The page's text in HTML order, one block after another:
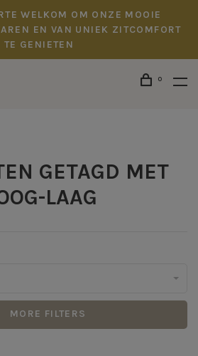
WELKOM OM ONZE MOOIE
EN VAN UNIEK ZITCOMFORT
TE GENIETEN
0
GETAGD MET
LAAG
MORE FILTERS